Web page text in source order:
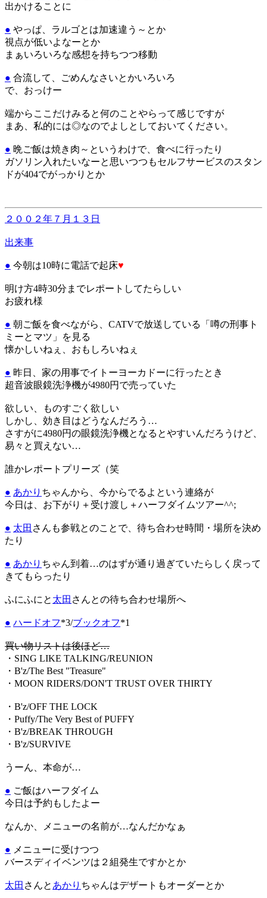
出かけることに
● やっぱ、ラルゴとは加速違う～とか
視点が低いよなーとか
まぁいろいろな感想を持ちつつ移動
● 合流して、ごめんなさいとかいろいろ
で、おっけー
端からここだけみると何のことやらって感じですが
まあ、私的には◎なのでよしとしておいてください。
● 晩ご飯は焼き肉～というわけで、食べに行ったり
ガソリン入れたいなーと思いつつもセルフサービスのスタン
ドが404でがっかりとか
２００２年７月１３日
出来事
● 今朝は10時に電話で起床♥
明け方4時30分までレポートしてたらしい
お疲れ様
● 朝ご飯を食べながら、CATVで放送している「噂の刑事ト
ミーとマツ」を見る
懐かしいねぇ、おもしろいねぇ
● 昨日、家の用事でイトーヨーカドーに行ったとき
超音波眼鏡洗浄機が4980円で売っていた
欲しい、ものすごく欲しい
しかし、効き目はどうなんだろう…
さすがに4980円の眼鏡洗浄機となるとやすいんだろうけど、
易々と買えない…
誰かレポートプリーズ（笑
● あかり ちゃんから、今からでるよという連絡が
今日は、お下がり＋受け渡し＋ハーフダイムツアー^^;
● 太田 さんも参戦とのことで、待ち合わせ時間・場所を決め
たり
● あかり ちゃん到着…のはずが通り過ぎていたらしく戻って
きてもらったり
ふにふにと 太田 さんとの待ち合わせ場所へ
● ハードオフ*3/ブックオフ*1
買い物リストは後ほど…
・SING LIKE TALKING/REUNION
・B'z/The Best "Treasure"
・MOON RIDERS/DON'T TRUST OVER THIRTY
・B'z/OFF THE LOCK
・Puffy/The Very Best of PUFFY
・B'z/BREAK THROUGH
・B'z/SURVIVE
うーん、本命が…
● ご飯はハーフダイム
今日は予約もしたよー
なんか、メニューの名前が…なんだかなぁ
● メニューに受けつつ
バースディイベンツは２組発生ですかとか
太田 さんと あかり ちゃんはデザートもオーダーとか